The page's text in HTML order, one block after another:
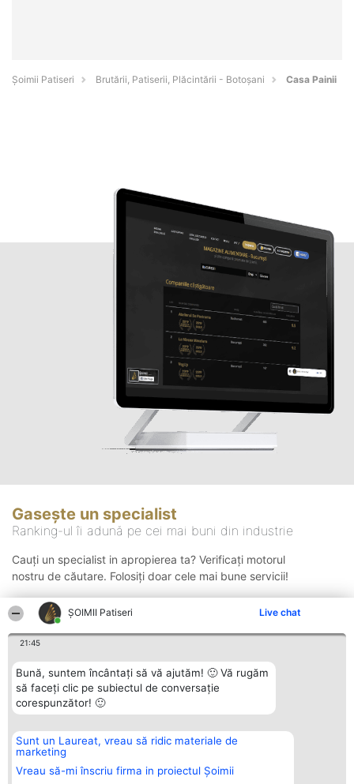
ȘOIMII Patiseri Live chat
21:45
Bună, suntem încântați să vă ajutăm! 🙂 Vă rugăm
să faceți clic pe subiectul de conversație
corespunzător! 🙂
Sunt un Laureat, vreau să ridic materiale de
marketing
Vreau să-mi înscriu firma in proiectul Șoimii
Șoimii Patiseri Brutării, Patiserii, Plăcintării - Botoşani Casa Painii
Gasește un specialist
Ranking-ul îi adună pe cei mai buni din industrie
Cauți un specialist in apropierea ta? Verificați motorul
nostru de căutare. Folosiți doar cele mai bune servicii!
Organizator Ranking
BRIGHT SOLUTIONS BR SRL
Aleea Timisul De Sus 2 Bl. A30
Sc. A Et. 4 Ap. 13 Cod 061952
Plebiscyt
Lista Tuturor
Laureaților
Contact